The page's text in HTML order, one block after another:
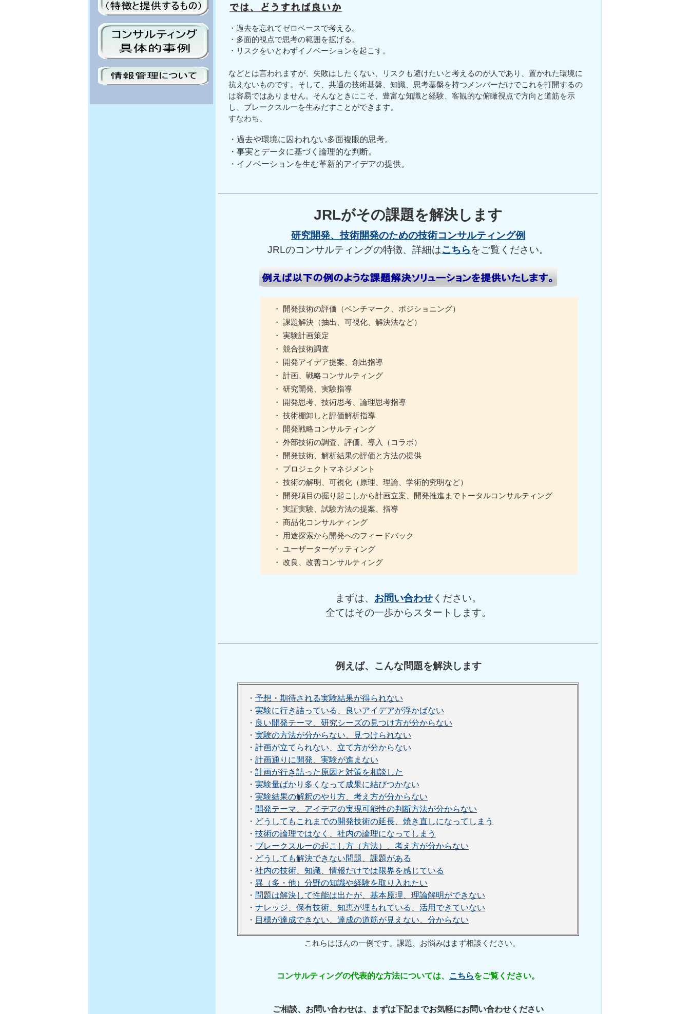
・過去を忘れてゼロベースで考える。
・多面的視点で思考の範囲を拡げる。
・リスクをいとわずイノベーションを起こす。
などとは言われますが、失敗はしたくない、リスクも避けたいと考えるのが人であり、置かれた環境に
抗えないものです。そして、共通の技術基盤、知識、思考基盤を持つメンバーだけでこれを打開するの
は容易ではありません。そんなときにこそ、豊富な知識と経験、客観的な俯瞰視点で方向と道筋を示
し、ブレークスルーを生みだすことができます。
すなわち、
・過去や環境に囚われない多面複眼的思考。
・事実とデータに基づく論理的な判断。
・イノベーションを生む革新的アイデアの提供。
JRLがその課題を解決します
研究開発、技術開発のための技術コンサルティング例
JRLのコンサルティングの特徴、詳細はこちらをご覧ください。
・ 開発技術の評価（ベンチマーク、ポジショニング）
・ 課題解決（抽出、可視化、解決法など）
・ 実験計画策定
・ 競合技術調査
・ 開発アイデア提案、創出指導
・ 計画、戦略コンサルティング
・ 研究開発、実験指導
・ 開発思考、技術思考、論理思考指導
・ 技術棚卸しと評価解析指導
・ 開発戦略コンサルティング
・ 外部技術の調査、評価、導入（コラボ）
・ 開発技術、解析結果の評価と方法の提供
・ プロジェクトマネジメント
・ 技術の解明、可視化（原理、理論、学術的究明など）
・ 開発項目の掘り起こしから計画立案、開発推進までトータルコンサルティング
・ 実証実験、試験方法の提案、指導
・ 商品化コンサルティング
・ 用途探索から開発へのフィードバック
・ ユーザーターゲッティング
・ 改良、改善コンサルティング
まずは、 お問い合わせください。
全てはその一歩からスタートします。
例えば、こんな問題を解決します
・ 予想・期待される実験結果が得られない
・ 実験に行き詰っている、良いアイデアが浮かばない
・ 良い開発テーマ、研究シーズの見つけ方が分からない
・ 実験の方法が分からない、見つけられない
・ 計画が立てられない、立て方が分からない
・ 計画通りに開発、実験が進まない
・ 計画が行き詰った原因と対策を相談した
・ 実験量ばかり多くなって成果に結びつかない
・ 実験結果の解釈のやり方、考え方が分からない
・ 開発テーマ、アイデアの実現可能性の判断方法が分からない
・ どうしてもこれまでの開発技術の延長、焼き直しになってしまう
・ 技術の論理ではなく、社内の論理になってしまう
・ ブレークスルーの起こし方（方法）、考え方が分からない
・ どうしても解決できない問題、課題がある
・ 社内の技術、知識、情報だけでは限界を感じている
・ 異（多・他）分野の知識や経験を取り入れたい
・ 問題は解決して性能は出たが、基本原理、理論解明ができない
・ ナレッジ、保有技術、知恵が埋もれている、活用できていない
・ 目標が達成できない、達成の道筋が見えない、分からない
これらはほんの一例です。課題、お悩みはまず相談ください。
コンサルティングの代表的な方法については、 こちらをご覧ください。
ご相談、お問い合わせは、まずは下記までお気軽にお問い合わせください